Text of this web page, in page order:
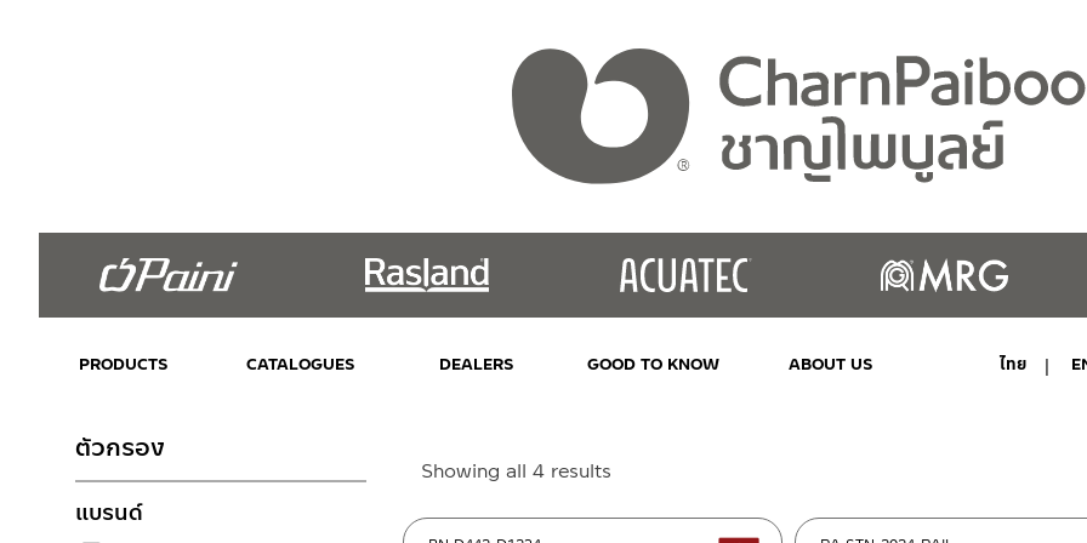
PRODUCTS CATALOGUES DEALERS GOOD TO KNOW ABOUT US ไทย
Showing all 4 results
latest
ตัวกรอง
แบรนด์